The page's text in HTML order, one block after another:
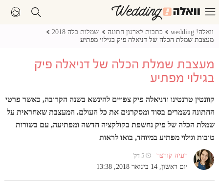
וואלה! wedding כתבות לארגון חתונה
שמלות כלה 2018
מעצבת שמלת הכלה של דניאלה פיק בגילוי מפתיע
מעצבת שמלת הכלה של דניאלה פיק
בגילוי מפתיע
קוונטין טרנטינו ודניאלה פיק צפויים להינשא בשנה הקרובה, כאשר פרטי
החתונה נשמרים בסוד ומסקרנים את כל העולם. המעצבת שאחראית על
שמלת הכלה של פיק נחשפת בקולקציה חדשה ומפתיעה, עם בשורות
טובות וגילוי מפתיע במיוחד, בואו לראות
רעיה קורצר ⏲ 5 דק'
יום ראשון, 14 בינואר 2018, 13:38